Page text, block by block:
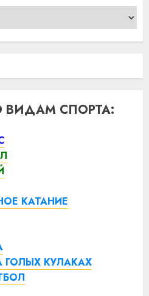
ВИДАМ СПОРТА:
КАТАНИЕ
ГОЛЫХ КУЛАКАХ